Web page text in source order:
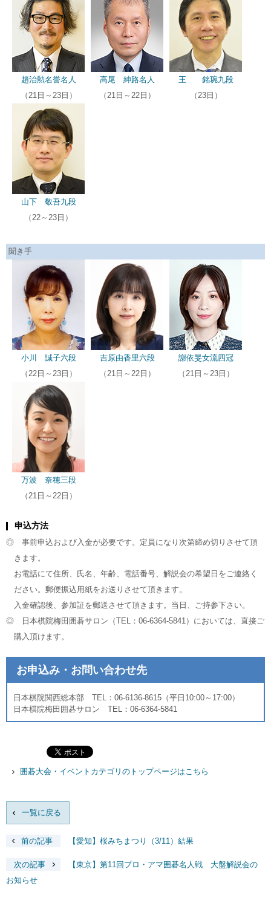
趙治勲名誉名人
（21日～23日）
高尾 紳路名人
（21日～22日）
王 銘琬九段
（23日）
山下 敬吾九段
（22～23日）
聞き手
小川 誠子六段
（22日～23日）
吉原由香里六段
（21日～22日）
謝依旻女流四冠
（21日～23日）
万波 奈穂三段
（21日～22日）
申込方法
◎ 事前申込および入金が必要です。定員になり次第締め切りさせて頂
きます。
お電話にて住所、氏名、年齢、電話番号、解説会の希望日をご連絡く
ださい。郵便振込用紙をお送りさせて頂きます。
入金確認後、参加証を郵送させて頂きます。当日、ご持参下さい。
◎ 日本棋院梅田囲碁サロン（TEL：06-6364-5841）においては、直接ご
購入頂けます。
お申込み・お問い合わせ先
日本棋院関西総本部 TEL：06-6136-8615（平日10:00～17:00）
日本棋院梅田囲碁サロン TEL：06-6364-5841
囲碁大会・イベントカテゴリのトップページはこちら
一覧に戻る
前の記事 【愛知】桜みちまつり（3/11）結果
次の記事
【東京】第11回プロ・アマ囲碁名人戦 大盤解説会の
お知らせ